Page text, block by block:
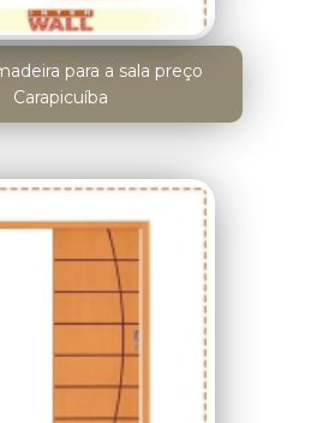
para a sala preço
Carapicuíba